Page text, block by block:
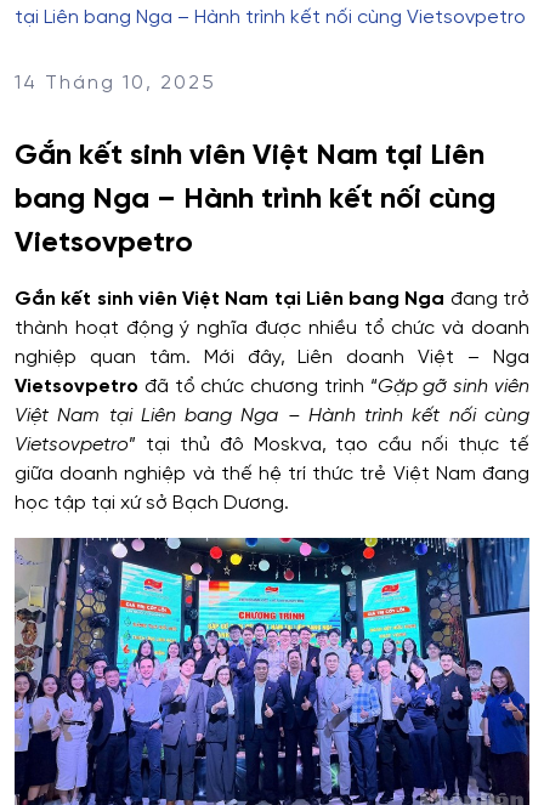
tại Liên bang Nga – Hành trình kết nối cùng Vietsovpetro
14 Tháng 10, 2025
Gắn kết sinh viên Việt Nam tại Liên
bang Nga – Hành trình kết nối cùng
Vietsovpetro
Gắn kết sinh viên Việt Nam tại Liên bang Nga đang trở
thành hoạt động ý nghĩa được nhiều tổ chức và doanh
nghiệp quan tâm. Mới đây, Liên doanh Việt – Nga
Vietsovpetro đã tổ chức chương trình “Gặp gỡ sinh viên
Việt Nam tại Liên bang Nga – Hành trình kết nối cùng
Vietsovpetro” tại thủ đô Moskva, tạo cầu nối thực tế
giữa doanh nghiệp và thế hệ trí thức trẻ Việt Nam đang
học tập tại xứ sở Bạch Dương.